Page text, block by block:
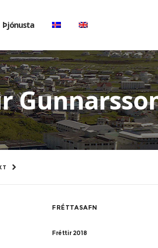
Þjónusta
FRÉTTASAFN
Fréttir 2018